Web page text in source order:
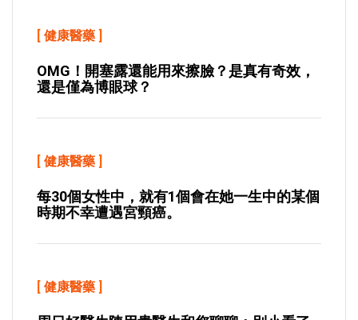
[ 健康醫藥 ]
OMG！開塞露還能用來擦臉？是真有奇效，
還是僅為博眼球？
[ 健康醫藥 ]
每30個女性中，就有1個會在她一生中的某個
時期不幸遭遇宮頸癌。
[ 健康醫藥 ]